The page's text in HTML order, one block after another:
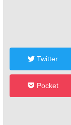
Twitter
Pocket